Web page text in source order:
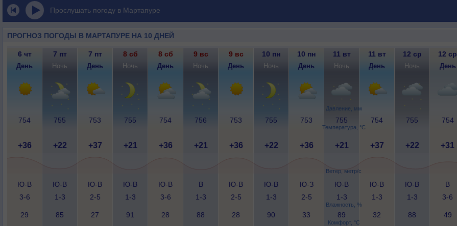
Прослушать погоду в Мартапуре
ПРОГНОЗ ПОГОДЫ В МАРТАПУРЕ НА 10 ДНЕЙ
Давление, мм
Температура, °C
Ветер, метр/с
Влажность, %
Комфорт, °C
6 чт 7 пт 7 пт 8 сб 8 сб 9 вс 9 вс 10 пн 10 пн 11 вт 11 вт 12 ср 12 ср
День Ночь День Ночь День Ночь День Ночь День Ночь День Ночь День
754 755 753 755 754 756 753 755 753 755 754 755 754
+36 +22 +37 +21 +36 +21 +36 +22 +36 +21 +37 +22 +31
Ю-В
3-6
Ю-В
1-3
Ю-В
2-5
Ю-В
1-3
Ю-В
3-6
В
1-3
Ю-В
2-5
Ю-В
1-3
Ю-З
2-5
Ю-В
1-3
Ю-В
1-3
Ю-В
1-3
В
3-6
29 85 27 91 28 88 28 90 33 89 32 88 49